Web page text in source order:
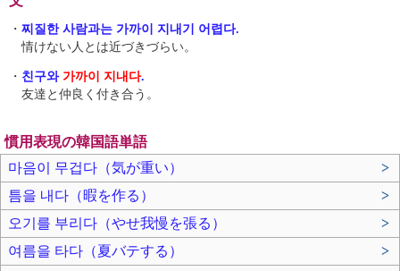
・ 찌질한 사람과는 가까이 지내기 어렵다.
情けない人とは近づきづらい。
・ 친구와 가까이 지내다.
友達と仲良く付き合う。
慣用表現の韓国語単語
마음이 무겁다（気が重い）
>
틈을 내다（暇を作る）
>
오기를 부리다（やせ我慢を張る）
>
여름을 타다（夏バテする）
>